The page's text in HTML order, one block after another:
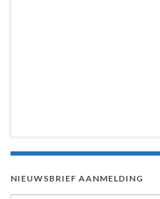
NIEUWSBRIEF AANMELDING